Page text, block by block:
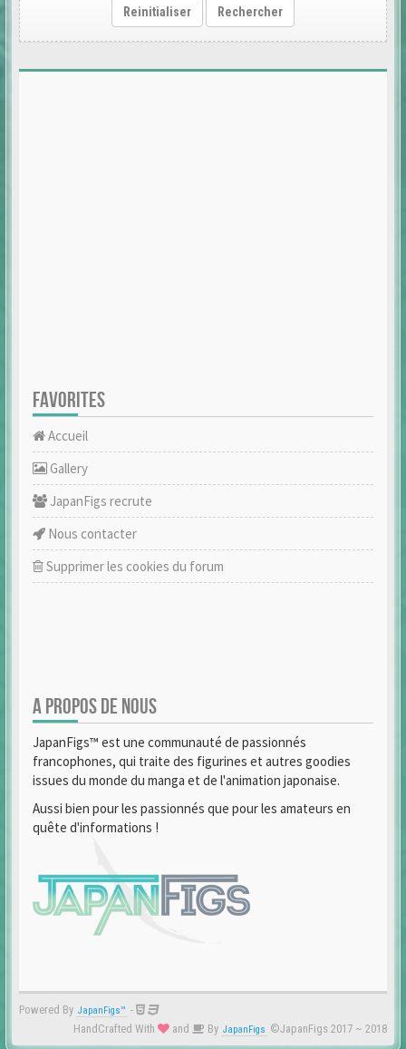
Reinitialiser Rechercher
FAVORITES
Accueil
Gallery
JapanFigs recrute
Nous contacter
Supprimer les cookies du forum
A PROPOS DE NOUS
JapanFigs™ est une communauté de passionnés
francophones, qui traite des figurines et autres goodies
issues du monde du manga et de l'animation japonaise.
Aussi bien pour les passionnés que pour les amateurs en
quête d'informations !
Powered By JapanFigs™ -
HandCrafted With
and By JapanFigs ©JapanFigs 2017 ~ 2018